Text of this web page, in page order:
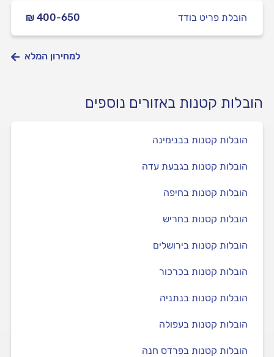
₪ 400-650 הובלת פריט בודד
למחירון המלא
הובלות קטנות באזורים נוספים
הובלות קטנות בבנימינה
הובלות קטנות בגבעת עדה
הובלות קטנות בחיפה
הובלות קטנות בחריש
הובלות קטנות בירושלים
הובלות קטנות בכרכור
הובלות קטנות בנתניה
הובלות קטנות בעפולה
הובלות קטנות בפרדס חנה